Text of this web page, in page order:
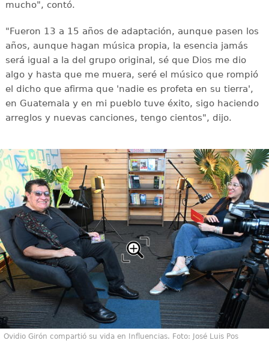
mucho", contó.
"Fueron 13 a 15 años de adaptación, aunque pasen los
años, aunque hagan música propia, la esencia jamás
será igual a la del grupo original, sé que Dios me dio
algo y hasta que me muera, seré el músico que rompió
el dicho que afirma que 'nadie es profeta en su tierra',
en Guatemala y en mi pueblo tuve éxito, sigo haciendo
arreglos y nuevas canciones, tengo cientos", dijo.
Ovidio Girón compartió su vida en Influencias. Foto: José Luis Pos